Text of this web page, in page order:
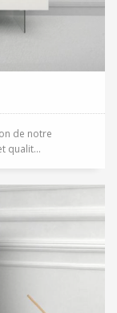
de notre
qualit...